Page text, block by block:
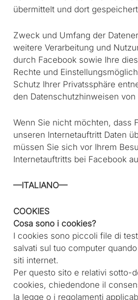
übermittelt und dort
Zweck und Umfang der
weitere Verarbeitung und
durch Facebook sowie Ihre
Rechte und
Schutz Ihrer Privatssphäre
den Datenschutzhinweisen von
Wenn Sie nicht möchten, dass
unseren Internetauftritt Daten
müssen Sie sich vor Ihrem
Internetauftritts bei Facebook
—ITALIANO—
COOKIES
Cosa sono i cookies?
I cookies sono piccoli file di
salvati sul tuo computer
siti internet.
Per questo sito e relativi sotto-
cookies, chiedendone il
la legge o i regolamenti